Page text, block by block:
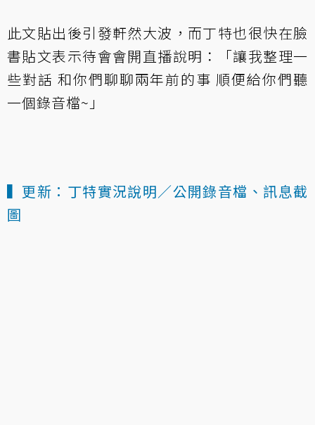
此文貼出後引發軒然大波，而丁特也很快在臉
書貼文表示待會會開直播說明：「讓我整理一
些對話 和你們聊聊兩年前的事 順便給你們聽
一個錄音檔~」
▍更新：丁特實況說明／公開錄音檔、訊息截
圖